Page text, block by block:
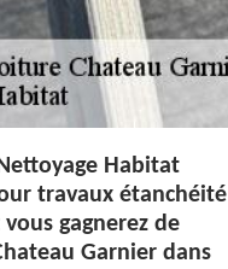
Habitat
travaux étanchéité
gagnerez de
Garnier dans